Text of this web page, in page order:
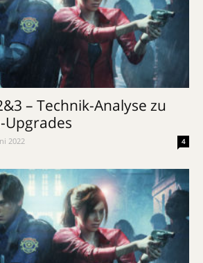
– Technik-Analyse zu
Upgrades
2022 4